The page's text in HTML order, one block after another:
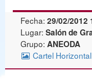
Fecha: 29/02/2012
Lugar: Salón de
Grupo: ANEODA
Cartel Horizontal